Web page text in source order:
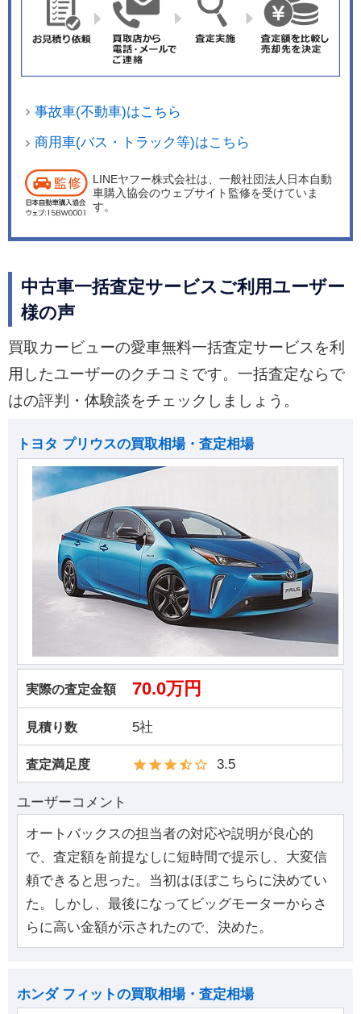
事故車(不動車)はこちら
商用車(バス・トラック等)はこちら
LINEヤフー株式会社は、一般社団法人日本自動
車購入協会のウェブサイト監修を受けていま
す。
中古車一括査定サービスご利用ユーザー
様の声
買取カービューの愛車無料一括査定サービスを利
用したユーザーのクチコミです。一括査定ならで
はの評判・体験談をチェックしましょう。
トヨタ プリウスの買取相場・査定相場
実際の査定金額 70.0万円
見積り数 5社
査定満足度 3.5
ユーザーコメント
オートバックスの担当者の対応や説明が良心的
で、査定額を前提なしに短時間で提示し、大変信
頼できると思った。当初はほぼこちらに決めてい
た。しかし、最後になってビッグモーターからさ
らに高い金額が示されたので、決めた。
ホンダ フィットの買取相場・査定相場